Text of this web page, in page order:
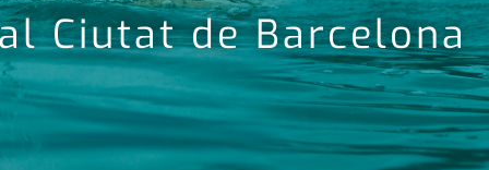
Ciutat de Barcelona